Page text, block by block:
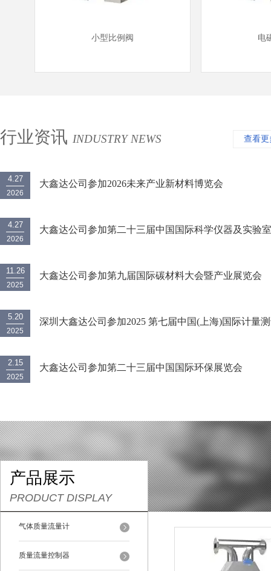
小型比例阀 电
行业资讯 INDUSTRY NEWS 查看更
4.27
2026
大鑫达公司参加2026未来产业新材料博览会
4.27
2026
大鑫达公司参加第二十三届中国国际科学仪器及实验
11.26
2025
大鑫达公司参加第九届国际碳材料大会暨产业展览会
5.20
2025
深圳大鑫达公司参加2025 第七届中国(上海)国际计量
2.15
2025
大鑫达公司参加第二十三届中国国际环保展览会
产品展示
PRODUCT DISPLAY
气体质量流量计
质量流量控制器